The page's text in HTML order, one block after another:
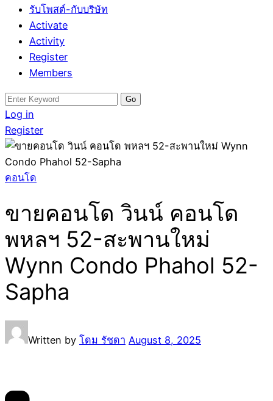
รับโพสต์-กับบริษัท
Activate
Activity
Register
Members
Search
for:
Log in
Register
คอนโด
ขายคอนโด วินน์ คอนโด
พหลฯ 52-สะพานใหม่
Wynn Condo Phahol 52-
Sapha
Written by โดม รัชดา August 8, 2025